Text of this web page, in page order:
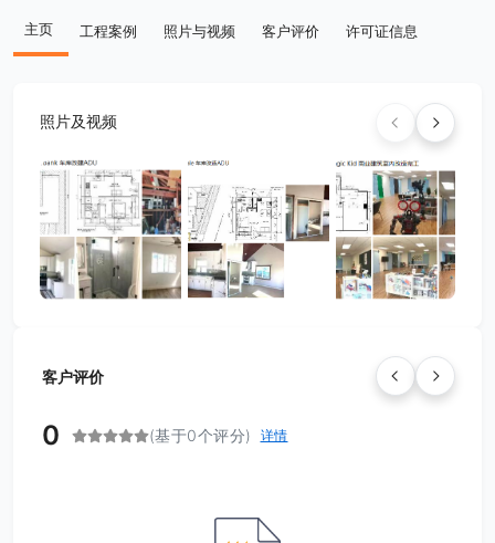
主页 工程案例 照片与视频 客户评价 许可证信息
照片及视频
客户评价
0 (基于0个评分) 详情